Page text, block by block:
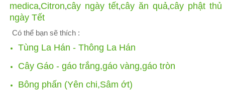
medica,Citron,cây ngày tết,cây ăn quả,cây phật thủ
ngày Tết
Có thể bạn sẽ thích :
Tùng La Hán - Thông La Hán
Cây Gáo - gáo trắng,gáo vàng,gáo tròn
Bông phấn (Yên chi,Sâm ớt)